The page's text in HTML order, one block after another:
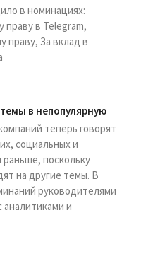
в номинациях:
праву в Telegram,
праву, За вклад в
темы в непопулярную
теперь говорят
социальных и
поскольку
на другие темы. В
руководителями
аналитиками и